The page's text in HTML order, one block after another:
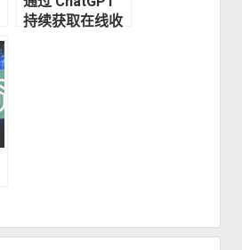
持续获取在线收